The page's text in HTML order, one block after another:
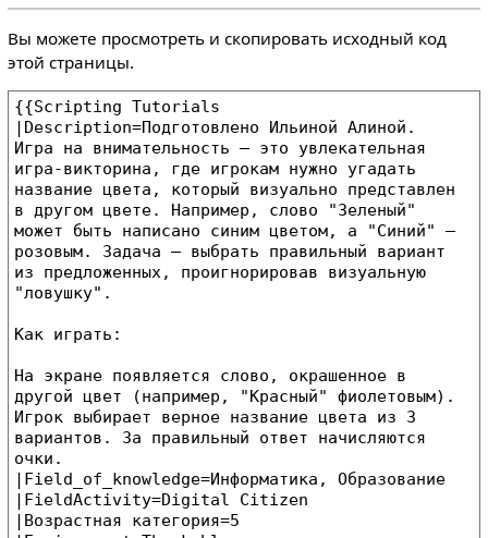
Вы можете просмотреть и скопировать исходный код
этой страницы.